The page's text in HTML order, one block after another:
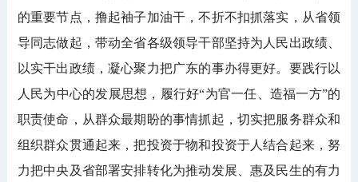
的重要节点，撸起袖子加油干，不折不扣抓落实，从省领
导同志做起，带动全省各级领导干部坚持为人民出政绩、
以实干出政绩，凝心聚力把广东的事办得更好。要践行以
人民为中心的发展思想，履行好“为官一任、造福一方”的
职责使命，从群众最期盼的事情抓起，切实把服务群众和
组织群众贯通起来，把投资于物和投资于人结合起来，努
力把中央及省部署安排转化为推动发展、惠及民生的有力